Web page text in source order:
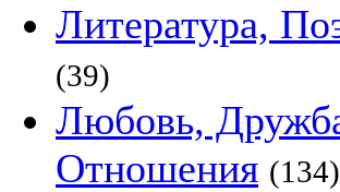
Литература,
(39)
Любовь,
Отношения (134)